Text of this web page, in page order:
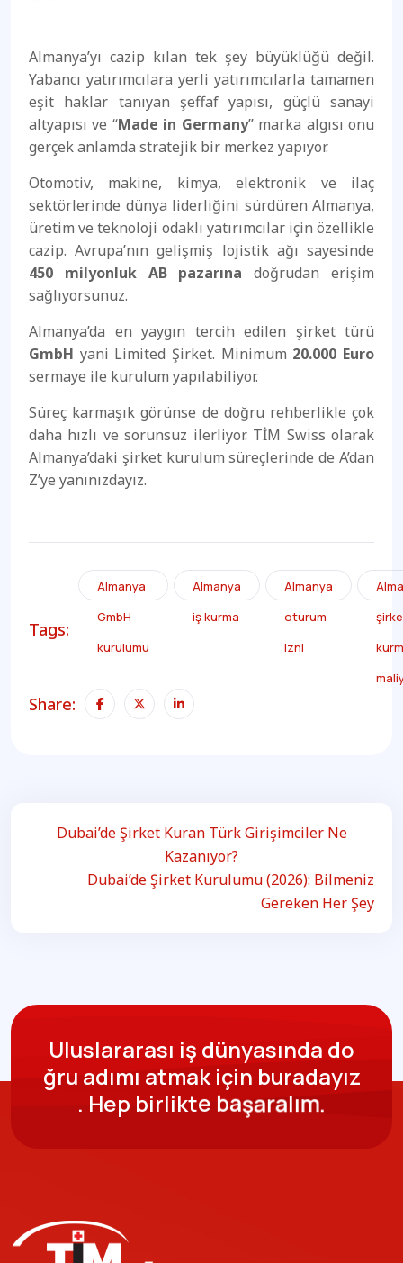
Almanya’yı cazip kılan tek şey büyüklüğü değil.
Yabancı yatırımcılara yerli yatırımcılarla tamamen
eşit haklar tanıyan şeffaf yapısı, güçlü sanayi
altyapısı ve “Made in Germany” marka algısı onu
gerçek anlamda stratejik bir merkez yapıyor.
Otomotiv, makine, kimya, elektronik ve ilaç
sektörlerinde dünya liderliğini sürdüren Almanya,
üretim ve teknoloji odaklı yatırımcılar için özellikle
cazip. Avrupa’nın gelişmiş lojistik ağı sayesinde
450 milyonluk AB pazarına doğrudan erişim
sağlıyorsunuz.
Almanya’da en yaygın tercih edilen şirket türü
GmbH yani Limited Şirket. Minimum 20.000 Euro
sermaye ile kurulum yapılabiliyor.
Süreç karmaşık görünse de doğru rehberlikle çok
daha hızlı ve sorunsuz ilerliyor. TİM Swiss olarak
Almanya’daki şirket kurulum süreçlerinde de A’dan
Z’ye yanınızdayız.
Tags:
Almanya
GmbH
kurulumu
Almanya
iş kurma
Almanya
oturum
izni
Share:
Dubai’de Şirket Kuran Türk Girişimciler Ne
Kazanıyor?
Dubai’de Şirket Kurulumu (2026): Bilmeniz
Gereken Her Şey
Uluslararası iş dünyasında do
ğru adımı atmak için buradayız
. Hep birlikte başaralım.